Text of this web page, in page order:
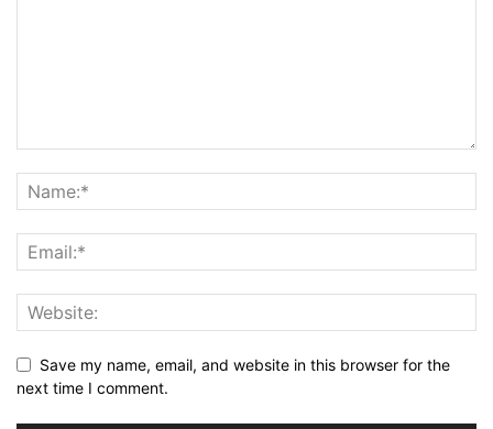
Save my name, email, and website in this browser for the
next time I comment.